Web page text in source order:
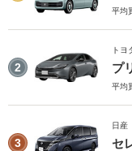
平均
2
トヨ
プ
平均
3
日産
セ